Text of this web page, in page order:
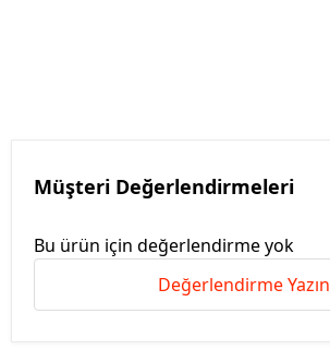
Müşteri Değerlendirmeleri
Bu ürün için değerlendirme yok
Değerlendirme Yazın